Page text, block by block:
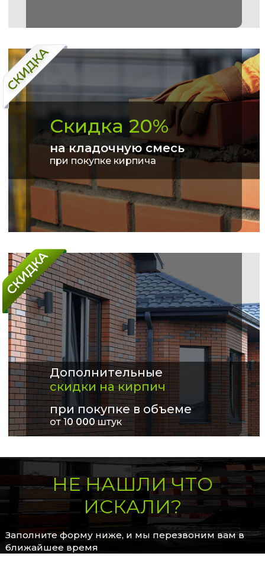
Скидка 20%
на кладочную смесь
при покупке кирпича
Дополнительные
скидки на кирпич
при покупке в объеме
от 10 000штук
НЕ НАШЛИ ЧТО
ИСКАЛИ?
Заполните форму ниже, и мы перезвоним вам в
ближайшее время